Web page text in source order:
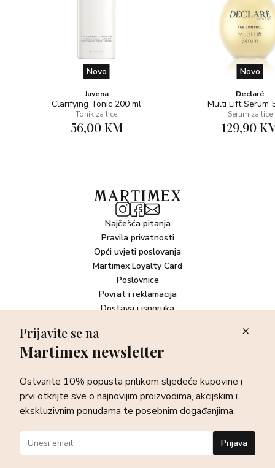
Novo
Juvena
Clarifying Tonic 200 ml
Tonik za lice
56,00 KM
Novo
Declaré
Multi Lift Serum
Serum za lice
129,90
Najčešća pitanja
Pravila privatnosti
Opći uvjeti poslovanja
Martimex Loyalty Card
Poslovnice
Povrat i reklamacija
Dostava i isporuka
Newsletter
sve o najnovijim proizvodima, akcijskim i ekskluzivnim
ponudama te posebnim događanjima.
Prijava
Prijavite se na
Martimex newsletter
Ostvarite 10% popusta prilikom sljedeće kupovine i
prvi otkrijte sve o najnovijim proizvodima, akcijskim i
ekskluzivnim ponudama te posebnim događanjima.
Prijava